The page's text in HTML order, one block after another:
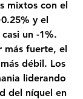
mixtos con el
y el
un -1%.
más fuerte, el
débil. Los
liderando
del níquel en